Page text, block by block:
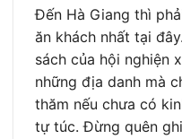
Đến Hà Giang thì
ăn khách nhất tại
sách của hội nghiện
những địa danh mà
thăm nếu chưa có
tự túc. Đừng quên